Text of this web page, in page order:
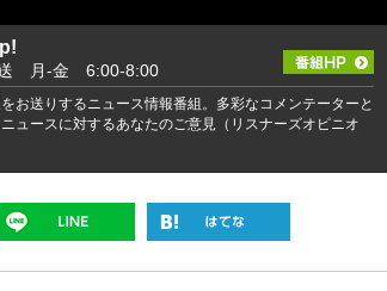
送 月-金 6:00-8:00
お送りするニュース情報番組。多彩なコメンテーターと
ュースに対するあなたのご意見（リスナーズオピニオ